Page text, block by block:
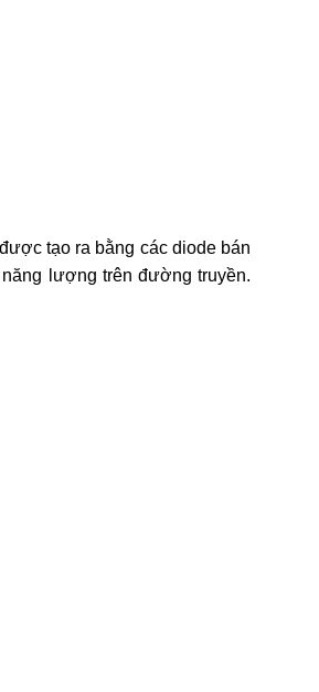
tạo ra bằng các diode bán
lượng trên đường truyền.